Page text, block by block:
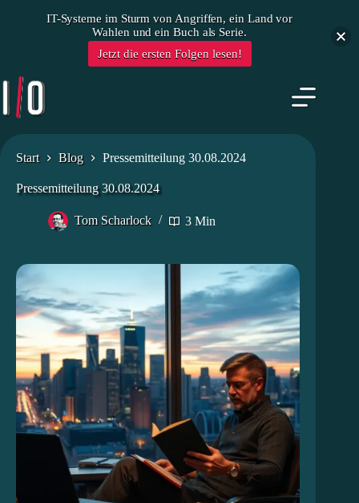
Zum
Inhalt
springen
Start Blog Pressemitteilung 30.08.2024
Pressemitteilung 30.08.2024
Tom Scharlock 3 Min
IT-Systeme im Sturm von Angriffen, ein Land vor
Wahlen und ein Buch als Serie.
Jetzt die ersten Folgen lesen!